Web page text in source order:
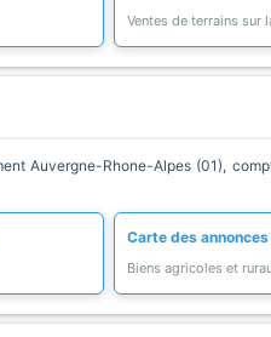
Ventes de terrains sur
Auvergne-Rhone-Alpes (01),
Carte des
Biens agricoles et